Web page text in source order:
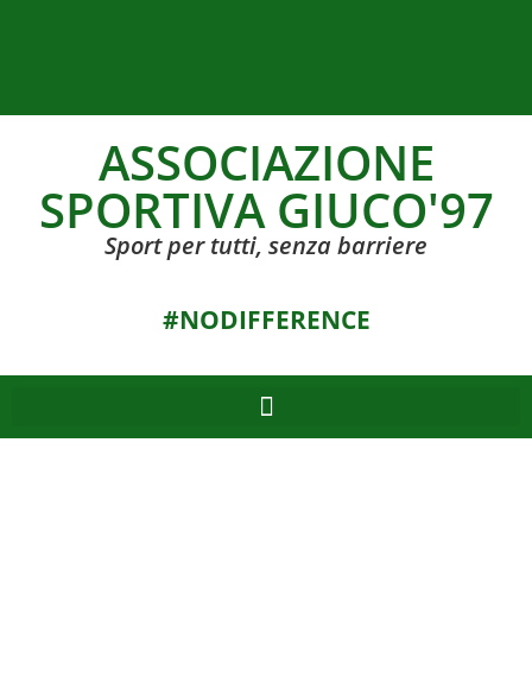
ASSOCIAZIONE
SPORTIVA GIUCO'97
Sport per tutti, senza barriere
#NODIFFERENCE